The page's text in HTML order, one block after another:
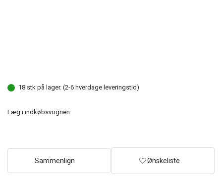
18 stk på lager. (2-6 hverdage leveringstid)
Læg i indkøbsvognen
Sammenlign Ønskeliste